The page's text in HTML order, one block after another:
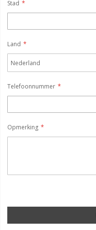
Stad
Land
Telefoonnummer
Opmerking